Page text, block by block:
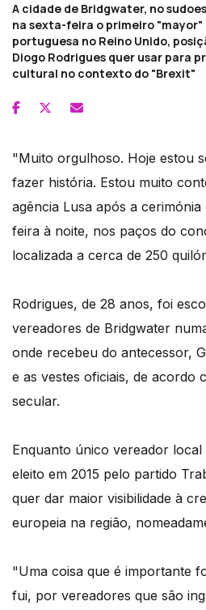
A cidade de Bridgwater, no
na sexta-feira o primeiro
portuguesa no Reino Unido,
Diogo Rodrigues quer usar para
cultural no contexto do "Brexit"
"Muito orgulhoso. Hoje estou
fazer história. Estou muito
agência Lusa após a
feira à noite, nos paços do
localizada a cerca de 250
Rodrigues, de 28 anos, foi
vereadores de Bridgwater
onde recebeu do antecessor,
e as vestes oficiais, de acordo
secular.
Enquanto único vereador
eleito em 2015 pelo partido
quer dar maior visibilidade à
europeia na região,
"Uma coisa que é importante
fui, por vereadores que são